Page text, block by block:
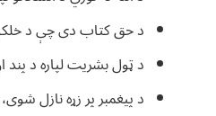
د حق کتاب دی چې د خلکو
د ټول بشریت لپاره د پند
د پیغمبر پر زړه نازل